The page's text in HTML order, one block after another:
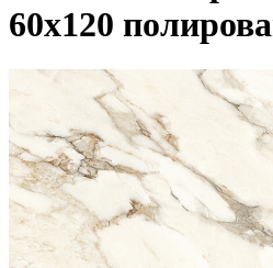
60х120